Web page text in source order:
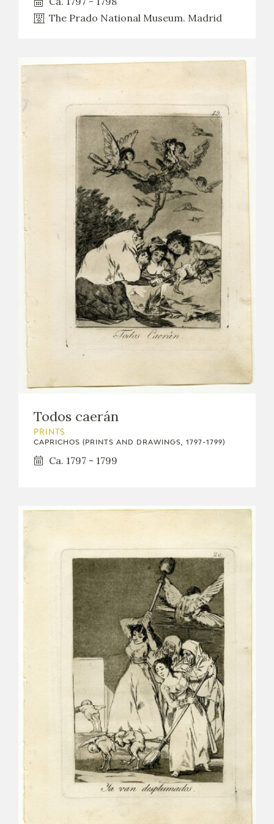
The Prado National Museum. Madrid
Todos caerán
PRINTS
CAPRICHOS (PRINTS AND DRAWINGS, 1797-1799)
Ca. 1797 - 1799